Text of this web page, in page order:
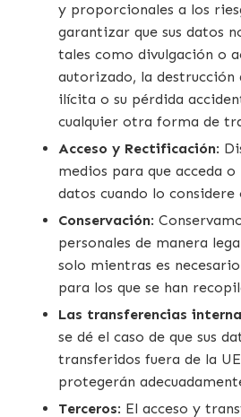
y proporcionales a los
garantizar que sus datos
tales como divulgación o
autorizado, la destrucción
ilícita o su pérdida
cualquier otra forma de
Acceso y Rectificación:
medios para que acceda o
datos cuando lo considere
Conservación:
personales de manera
solo mientras es
para los que se han
Las transferencias
se dé el caso de que sus
transferidos fuera de la
protegerán
Terceros: El acceso y